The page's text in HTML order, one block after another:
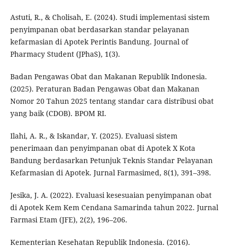
Astuti, R., & Cholisah, E. (2024). Studi implementasi sistem
penyimpanan obat berdasarkan standar pelayanan
kefarmasian di Apotek Perintis Bandung. Journal of
Pharmacy Student (JPhaS), 1(3).
Badan Pengawas Obat dan Makanan Republik Indonesia.
(2025). Peraturan Badan Pengawas Obat dan Makanan
Nomor 20 Tahun 2025 tentang standar cara distribusi obat
yang baik (CDOB). BPOM RI.
Ilahi, A. R., & Iskandar, Y. (2025). Evaluasi sistem
penerimaan dan penyimpanan obat di Apotek X Kota
Bandung berdasarkan Petunjuk Teknis Standar Pelayanan
Kefarmasian di Apotek. Jurnal Farmasimed, 8(1), 391–398.
Jesika, J. A. (2022). Evaluasi kesesuaian penyimpanan obat
di Apotek Kem Kem Cendana Samarinda tahun 2022. Jurnal
Farmasi Etam (JFE), 2(2), 196–206.
Kementerian Kesehatan Republik Indonesia. (2016).